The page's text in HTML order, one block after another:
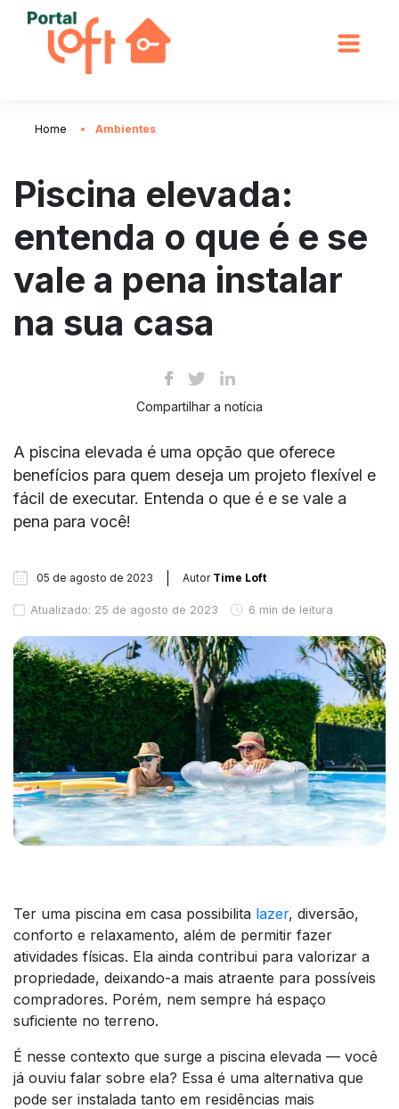
Home Ambientes
Piscina elevada:
entenda o que é e se
vale a pena instalar
na sua casa
Compartilhar a notícia
A piscina elevada é uma opção que oferece
benefícios para quem deseja um projeto flexível e
fácil de executar. Entenda o que é e se vale a
pena para você!
05 de agosto de 2023 Autor Time Loft
Atualizado: 25 de agosto de 2023 6 min de leitura
Ter uma piscina em casa possibilita lazer, diversão,
conforto e relaxamento, além de permitir fazer
atividades físicas. Ela ainda contribui para valorizar a
propriedade, deixando-a mais atraente para possíveis
compradores. Porém, nem sempre há espaço
suficiente no terreno.
É nesse contexto que surge a piscina elevada — você
já ouviu falar sobre ela? Essa é uma alternativa que
pode ser instalada tanto em residências mais